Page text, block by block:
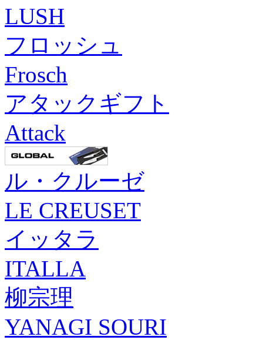
LUSH
フロッシュ
Frosch
アタックギフト
Attack
ル・クルーゼ
LE CREUSET
イッタラ
ITALLA
柳宗理
YANAGI SOURI